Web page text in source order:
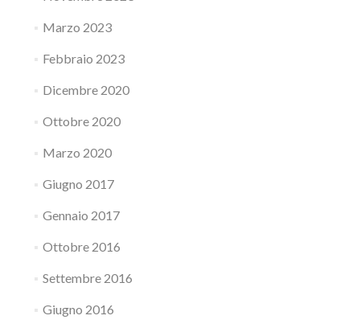
Marzo 2023
Febbraio 2023
Dicembre 2020
Ottobre 2020
Marzo 2020
Giugno 2017
Gennaio 2017
Ottobre 2016
Settembre 2016
Giugno 2016